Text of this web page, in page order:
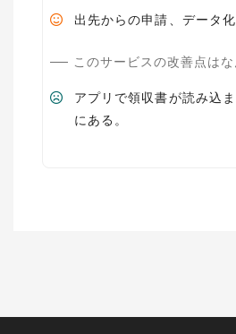
出先からの申請、データ
このサービスの改善点はな
アプリで領収書が読み込
にある。